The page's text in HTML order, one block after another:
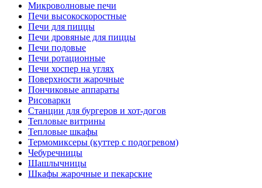
Микроволновые печи
Печи высокоскоростные
Печи для пиццы
Печи дровяные для пиццы
Печи подовые
Печи ротационные
Печи хоспер на углях
Поверхности жарочные
Пончиковые аппараты
Рисоварки
Станции для бургеров и хот-догов
Тепловые витрины
Тепловые шкафы
Термомиксеры (куттер с подогревом)
Чебуречницы
Шашлычницы
Шкафы жарочные и пекарские